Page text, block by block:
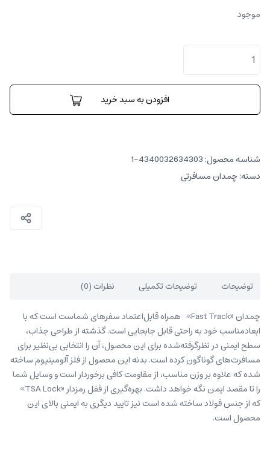
موجود
چمدان
فست
ترک
عدد
افزودن به سبد خرید
شناسه محصول: 4340032634303-1
دسته: چمدان مسافرتی
توضیحات توضیحات تکمیلی نظرات (0)
چمدان «Fast Track» همراه قابل‌اعتماد سفرهای شماست است که با
ابعادمناسب خود به راحتی قابل جابجایی است. گذشته از طراحی جذاب،
سطح ایمنی در نظرگرفته‌شده برای این محصول، آن را انتخابی بی‌نظیر برای
مسافرت‌های گوناگون کرده است. بدنه این محصول از فلز آلومینیوم ساخته
شده که علاوه بر وزن مناسب، از مقاومت کافی برخوردار است و وسایل شما
را تا مقصد ایمن نگه خواهد داشت. بهره‌گیری از قفل رمزدار «TSA Lock»
که از جنس فولاد ساخته شده است نیز تایید دیگری به ایمنی بالای این
محصول است.